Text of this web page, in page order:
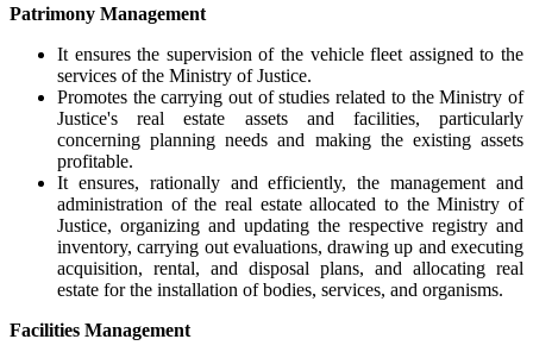
Patrimony Management
It ensures the supervision of the vehicle fleet assigned to the
services of the Ministry of Justice.
Promotes the carrying out of studies related to the Ministry of
Justice's real estate assets and facilities, particularly
concerning planning needs and making the existing assets
profitable.
It ensures, rationally and efficiently, the management and
administration of the real estate allocated to the Ministry of
Justice, organizing and updating the respective registry and
inventory, carrying out evaluations, drawing up and executing
acquisition, rental, and disposal plans, and allocating real
estate for the installation of bodies, services, and organisms.
Facilities Management